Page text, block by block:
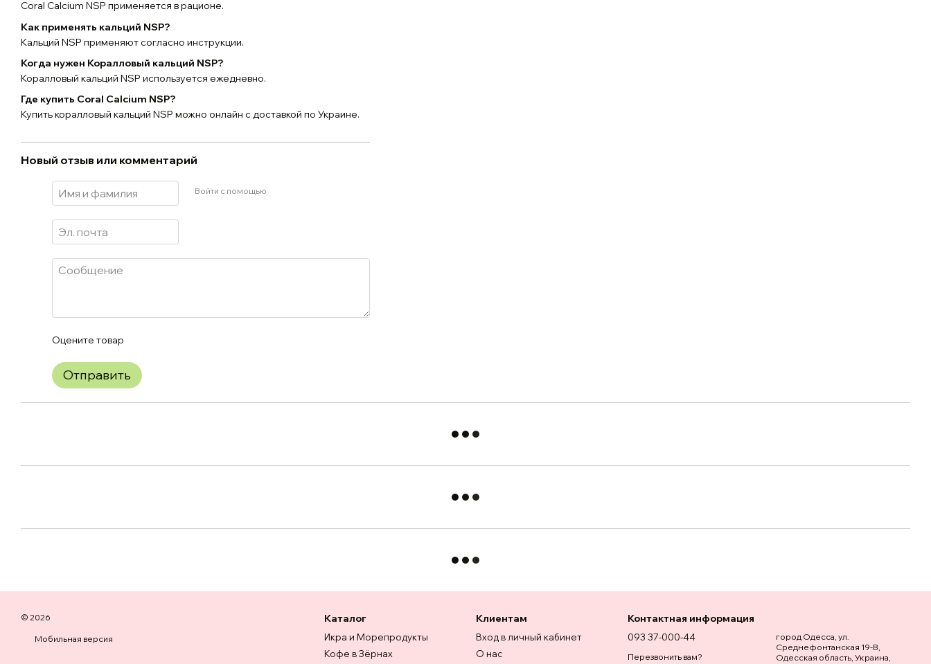
Coral Calcium NSP применяется в рационе.
Как применять кальций NSP?
Кальций NSP применяют согласно инструкции.
Когда нужен Коралловый кальций NSP?
Коралловый кальций NSP используется ежедневно.
Где купить Coral Calcium NSP?
Купить коралловый кальций NSP можно онлайн с доставкой по Украине.
Новый отзыв или комментарий
Войти с помощью
Оцените товар
Отправить
© 2026
Мобильная версия
Каталог
Икра и Морепродукты
Кофе в Зёрнах
Клиентам
Вход в личный кабинет
О нас
Контактная информация
093 37-000-44
Перезвонить вам?
город Одесса, ул.
Среднефонтанская 19-В,
Одесская область, Украина,